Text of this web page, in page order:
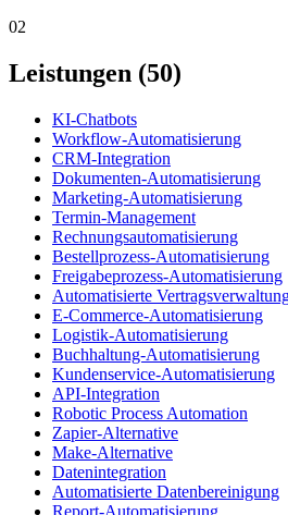
02
Leistungen (50)
KI-Chatbots
Workflow-Automatisierung
CRM-Integration
Dokumenten-Automatisierung
Marketing-Automatisierung
Termin-Management
Rechnungsautomatisierung
Bestellprozess-Automatisierung
Freigabeprozess-Automatisierung
Automatisierte
E-Commerce-Automatisierung
Logistik-Automatisierung
Buchhaltung-Automatisierung
Kundenservice-Automatisierung
API-Integration
Robotic Process Automation
Zapier-Alternative
Make-Alternative
Datenintegration
Automatisierte Datenbereinigung
Report-Automatisierung